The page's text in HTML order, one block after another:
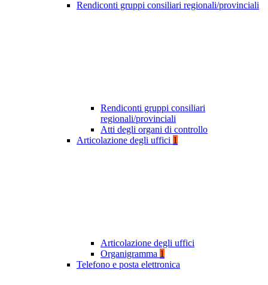
Rendiconti gruppi consiliari regionali/provinciali
Rendiconti gruppi consiliari
regionali/provinciali
Atti degli organi di controllo
Articolazione degli uffici 1
Articolazione degli uffici
Organigramma 1
Telefono e posta elettronica